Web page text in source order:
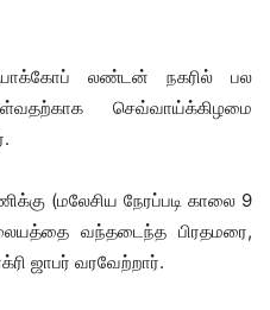
லண்டன் நகரில் பல
செவ்வாய்க்கிழமை
(மலேசிய நேரப்படி காலை 9
வந்தடைந்த பிரதமரை,
ஜாபர் வரவேற்றார்.